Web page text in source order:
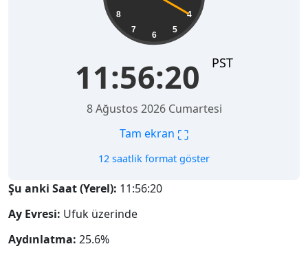
4
5
6
7
8
11:56:21 PST
8 Ağustos 2026 Cumartesi
Tam ekran ⛶
12 saatlik format göster
Şu anki Saat (Yerel): 11:56:21
Ay Evresi: Ufuk üzerinde
Aydınlatma: 25.6%